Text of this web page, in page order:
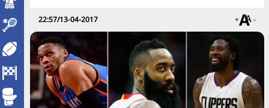
22:57/13-04-2017 + -